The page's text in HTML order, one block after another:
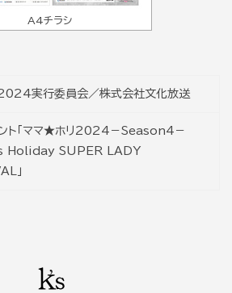
A4チラシ
実行委員会／株式会社文化放送
ト「ママ★ホリ2024－Season4－
Holiday SUPER LADY
」